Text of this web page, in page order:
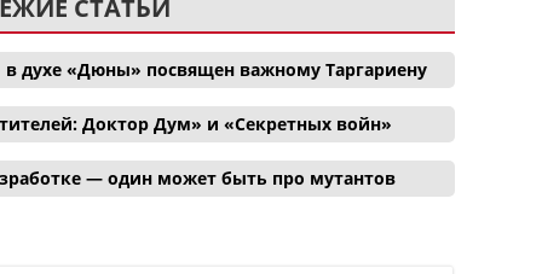
СТАТЬИ
духе «Дюны» посвящен важному Таргариену
Доктор Дум» и «Секретных войн»
— один может быть про мутантов